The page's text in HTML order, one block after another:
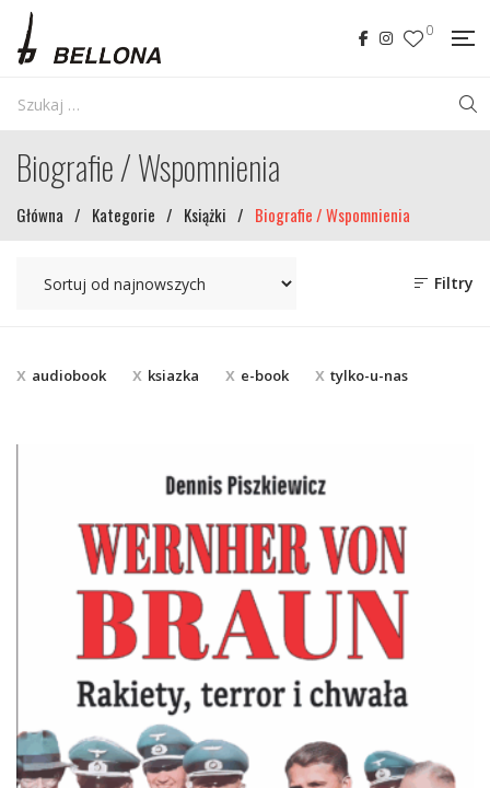
0
Biografie / Wspomnienia
Główna / Kategorie / Książki / Biografie / Wspomnienia
Filtry
audiobook ksiazka e-book tylko-u-nas